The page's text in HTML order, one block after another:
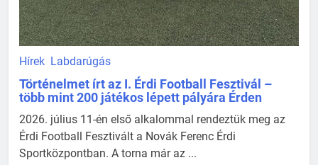
Hírek Labdarúgás
Történelmet írt az I. Érdi Football Fesztivál –
több mint 200 játékos lépett pályára Érden
2026. július 11-én első alkalommal rendeztük meg az
Érdi Football Fesztivált a Novák Ferenc Érdi
Sportközpontban. A torna már az ...